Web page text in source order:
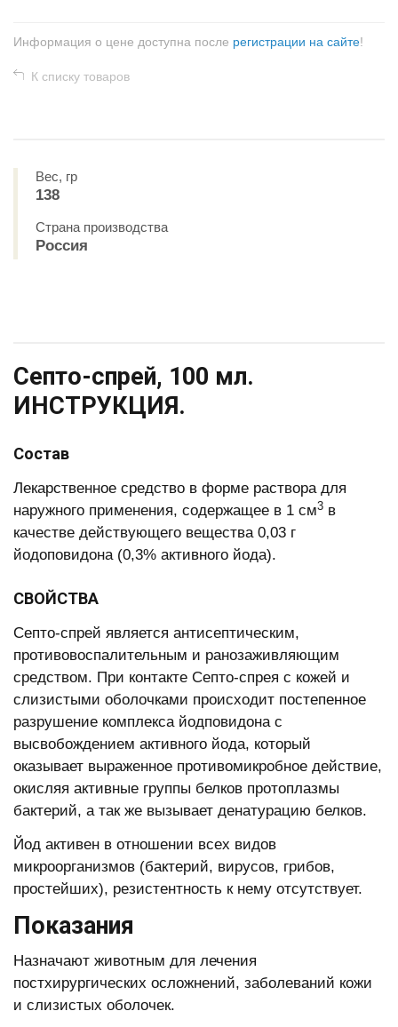
Информация о цене доступна после регистрации на сайте!
К списку товаров
Вес, гр
138
Страна производства
Россия
Септо-спрей, 100 мл.
ИНСТРУКЦИЯ.
Состав
Лекарственное средство в форме раствора для
наружного применения, содержащее в 1 см3 в
качестве действующего вещества 0,03 г
йодоповидона (0,3% активного йода).
СВОЙСТВА
Септо-спрей является антисептическим,
противовоспалительным и ранозаживляющим
средством. При контакте Септо-спрея с кожей и
слизистыми оболочками происходит постепенное
разрушение комплекса йодповидона с
высвобождением активного йода, который
оказывает выраженное противомикробное действие,
окисляя активные группы белков протоплазмы
бактерий, а так же вызывает денатурацию белков.
Йод активен в отношении всех видов
микроорганизмов (бактерий, вирусов, грибов,
простейших), резистентность к нему отсутствует.
Показания
Назначают животным для лечения
постхирургических осложнений, заболеваний кожи
и слизистых оболочек.